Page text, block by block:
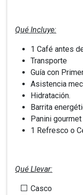
Qué Incluye:
1 Café antes
Transporte
Guía con
Asistencia
Hidratación.
Barrita
Panini
1 Refresco o
Qué Llevar:
Casco